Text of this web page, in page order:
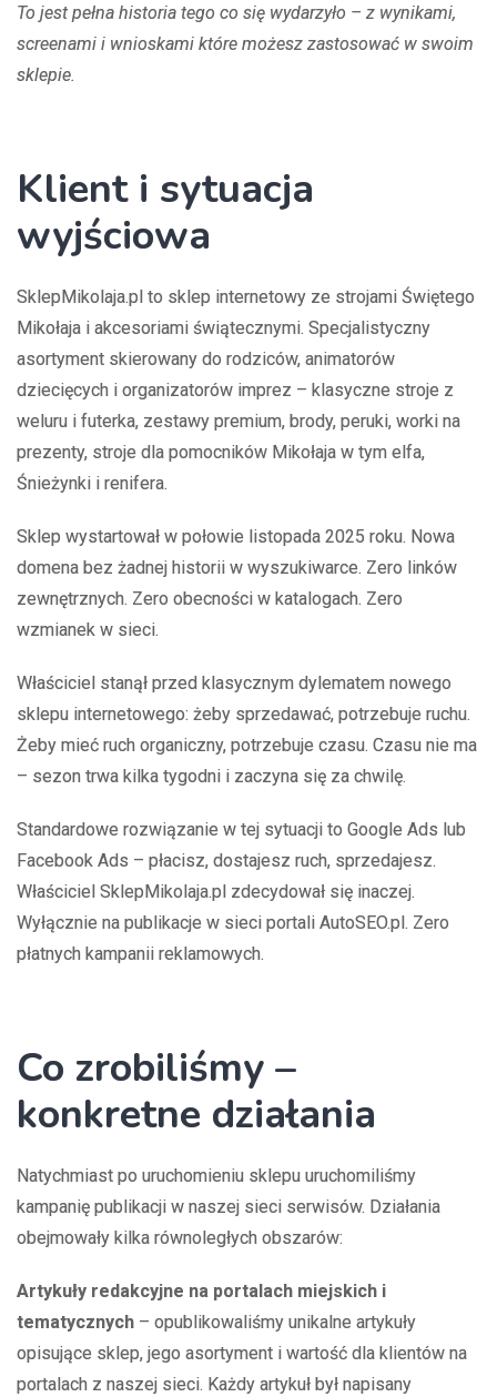
To jest pełna historia tego co się wydarzyło – z wynikami,
screenami i wnioskami które możesz zastosować w swoim
sklepie.
Klient i sytuacja
wyjściowa
SklepMikolaja.pl to sklep internetowy ze strojami Świętego
Mikołaja i akcesoriami świątecznymi. Specjalistyczny
asortyment skierowany do rodziców, animatorów
dziecięcych i organizatorów imprez – klasyczne stroje z
weluru i futerka, zestawy premium, brody, peruki, worki na
prezenty, stroje dla pomocników Mikołaja w tym elfa,
Śnieżynki i renifera.
Sklep wystartował w połowie listopada 2025 roku. Nowa
domena bez żadnej historii w wyszukiwarce. Zero linków
zewnętrznych. Zero obecności w katalogach. Zero
wzmianek w sieci.
Właściciel stanął przed klasycznym dylematem nowego
sklepu internetowego: żeby sprzedawać, potrzebuje ruchu.
Żeby mieć ruch organiczny, potrzebuje czasu. Czasu nie ma
– sezon trwa kilka tygodni i zaczyna się za chwilę.
Standardowe rozwiązanie w tej sytuacji to Google Ads lub
Facebook Ads – płacisz, dostajesz ruch, sprzedajesz.
Właściciel SklepMikolaja.pl zdecydował się inaczej.
Wyłącznie na publikacje w sieci portali AutoSEO.pl. Zero
płatnych kampanii reklamowych.
Co zrobiliśmy –
konkretne działania
Natychmiast po uruchomieniu sklepu uruchomiliśmy
kampanię publikacji w naszej sieci serwisów. Działania
obejmowały kilka równoległych obszarów:
Artykuły redakcyjne na portalach miejskich i
tematycznych – opublikowaliśmy unikalne artykuły
opisujące sklep, jego asortyment i wartość dla klientów na
portalach z naszej sieci. Każdy artykuł był napisany